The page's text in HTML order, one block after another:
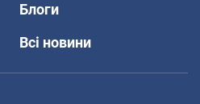
Блоги
Всі новини